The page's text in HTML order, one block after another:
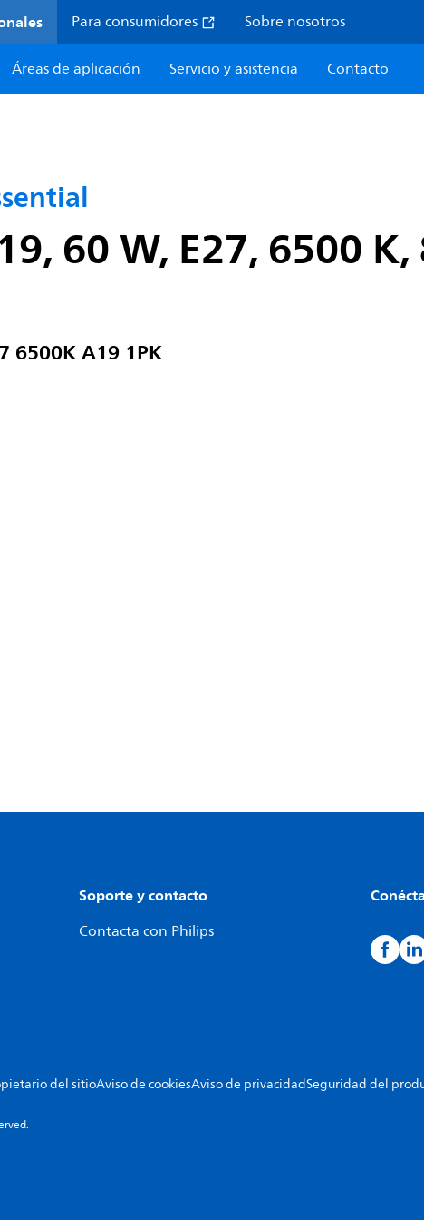
Para consumidores Sobre nosotros
Áreas de aplicación Servicio y asistencia Contacto
60 W, E27, 6500
6500K A19 1PK
Soporte y contacto
Contacta con Philips
del sitioAviso de cookiesAviso de privacidadSeguridad del